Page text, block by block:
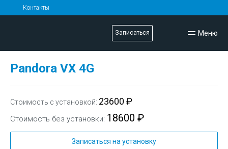
Контакты
Записаться Меню
Pandora VX 4G
Стоимость с установкой: 23600 ₽
Стоимость без установки: 18600 ₽
Записаться на установку